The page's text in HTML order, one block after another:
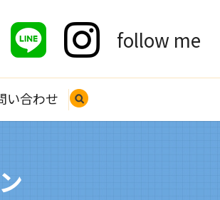
い合わせ
search
follow me